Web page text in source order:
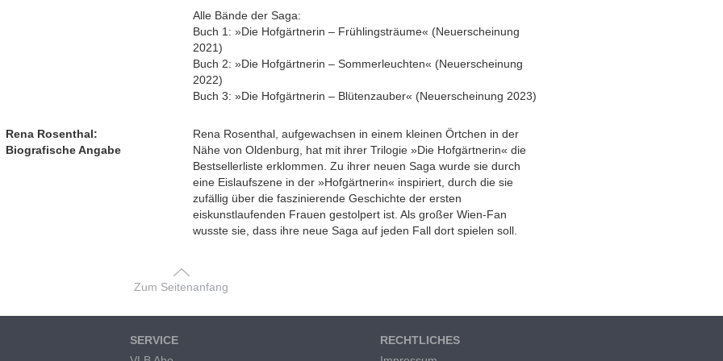
Alle Bände der Saga:
Buch 1: »Die Hofgärtnerin – Frühlingsträume« (Neuerscheinung
2021)
Buch 2: »Die Hofgärtnerin – Sommerleuchten« (Neuerscheinung
2022)
Buch 3: »Die Hofgärtnerin – Blütenzauber« (Neuerscheinung 2023)
Rena Rosenthal:
Biografische Angabe
Rena Rosenthal, aufgewachsen in einem kleinen Örtchen in der
Nähe von Oldenburg, hat mit ihrer Trilogie »Die Hofgärtnerin« die
Bestsellerliste erklommen. Zu ihrer neuen Saga wurde sie durch
eine Eislaufszene in der »Hofgärtnerin« inspiriert, durch die sie
zufällig über die faszinierende Geschichte der ersten
eiskunstlaufenden Frauen gestolpert ist. Als großer Wien-Fan
wusste sie, dass ihre neue Saga auf jeden Fall dort spielen soll.
Zum Seitenanfang
SERVICE
RECHTLICHES